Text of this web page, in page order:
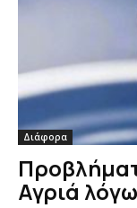
Διάφορα
Αγριά